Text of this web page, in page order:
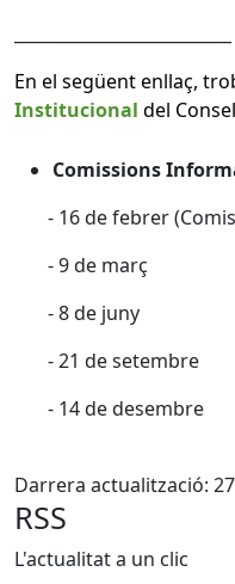
En el següent enllaç,
Institucional del
Comissions
- 16 de febrer
- 9 de març
- 8 de juny
- 21 de setembre
- 14 de desembre
Darrera actualització:
RSS
L'actualitat a un clic